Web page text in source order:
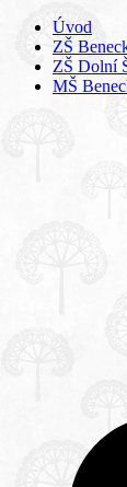
Úvod
ZŠ
ZŠ Dolní
MŠ